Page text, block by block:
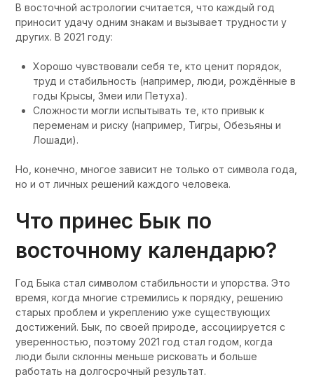
В восточной астрологии считается, что каждый год
приносит удачу одним знакам и вызывает трудности у
других. В 2021 году:
Хорошо чувствовали себя те, кто ценит порядок,
труд и стабильность (например, люди, рождённые в
годы Крысы, Змеи или Петуха).
Сложности могли испытывать те, кто привык к
переменам и риску (например, Тигры, Обезьяны и
Лошади).
Но, конечно, многое зависит не только от символа года,
но и от личных решений каждого человека.
Что принес Бык по
восточному календарю?
Год Быка стал символом стабильности и упорства. Это
время, когда многие стремились к порядку, решению
старых проблем и укреплению уже существующих
достижений. Бык, по своей природе, ассоциируется с
уверенностью, поэтому 2021 год стал годом, когда
люди были склонны меньше рисковать и больше
работать на долгосрочный результат.